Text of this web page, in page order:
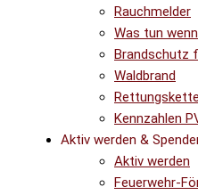
Rauchmelder
Was tun
Brandschutz
Waldbrand
Kennzahlen
Aktiv werden &
Aktiv werden
Feuerwehr-